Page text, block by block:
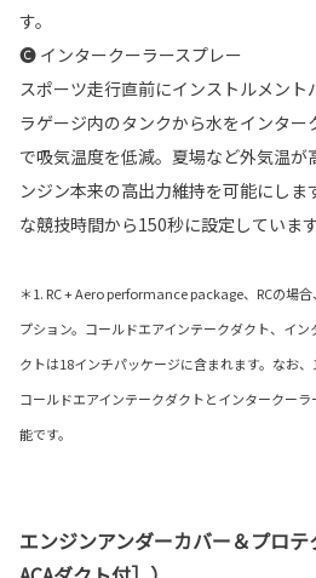
す。
🅒 インタークーラースプレー
スポーツ走行直前にインストルメント
ラゲージ内のタンクから水をインター
で吸気温度を低減。夏場など外気温
ンジン本来の高出力維持を可能にしま
な競技時間から150秒に設定しています
＊1. RC + Aero performance package、RCの場
プション。コールドエアインテークダクト、イ
クトは18インチパッケージに含まれます。なお、
コールドエアインテークダクトとインタークー
能です。
エンジンアンダーカバー＆プロ